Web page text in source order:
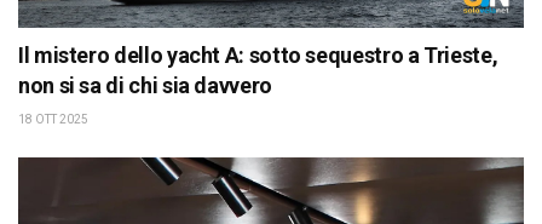
Il mistero dello yacht A: sotto sequestro a Trieste,
non si sa di chi sia davvero
18 OTT 2025